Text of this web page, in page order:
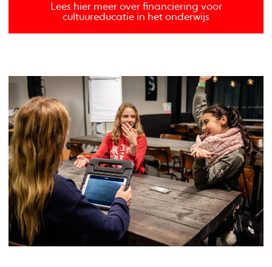
Lees hier meer over financiering voor
cultuureducatie in het onderwijs